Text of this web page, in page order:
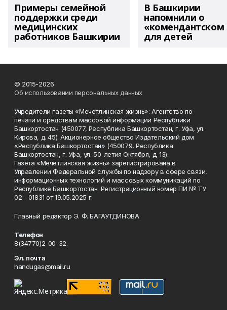
Примеры семейной
поддержки среди
медицинских
работников Башкирии
В Башкирии
напомнили о
«комендантском
для детей
© 2015-2026
Об использовании персональных данных
Учредители газеты «Мечетлинская жизнь»: Агентство по
печати и средствам массовой информации Республики
Башкортостан (450077, Республика Башкортостан, г. Уфа, ул.
Кирова, д. 45). Акционерное общество Издательский дом
«Республика Башкортостан» (450079, Республика
Башкортостан, г. Уфа, ул. 50-летия Октября, д. 13).
Газета «Мечетлинская жизнь» зарегистрирована в
Управлении Федеральной службы по надзору в сфере связи,
информационных технологий и массовых коммуникаций по
Республике Башкортостан. Регистрационный номер ПИ № ТУ
02 - 01831 от 19.05.2025 г.
Главный редактор Э. Ф. БАГАУТДИНОВА
Телефон
8(34770)2-00-32.
Эл. почта
handugas@mail.ru